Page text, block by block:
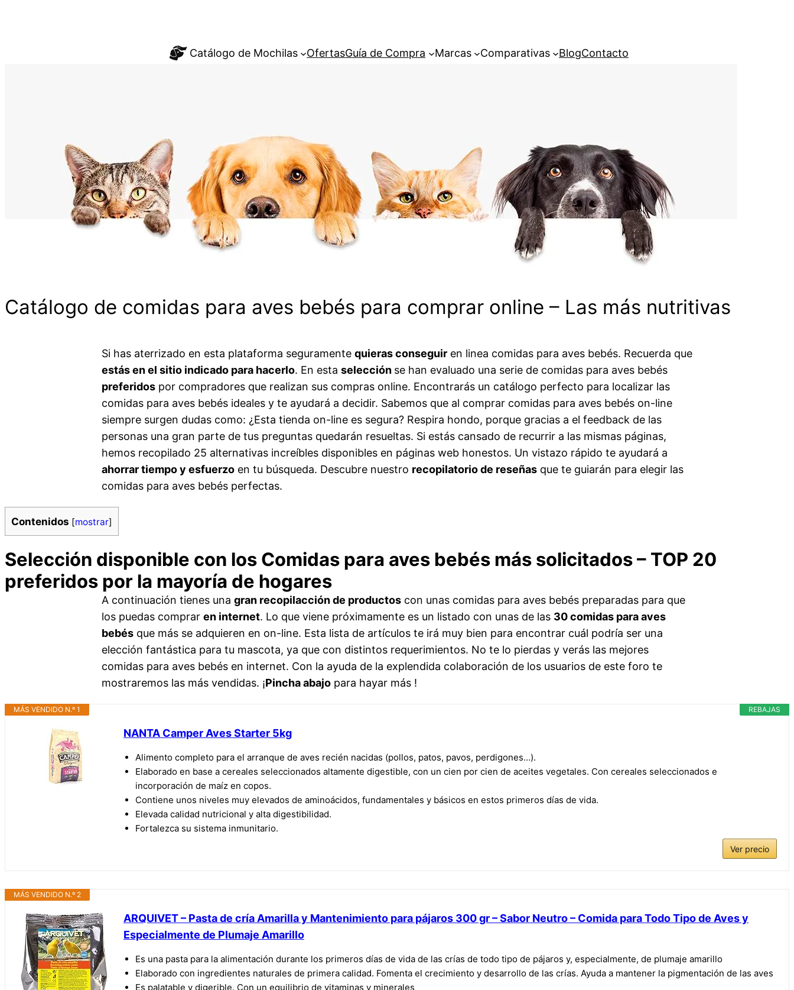
Catálogo de Mochilas OfertasGuía de Compra Marcas Comparativas BlogContacto
Catálogo de comidas para aves bebés para comprar online – Las más nutritivas
Si has aterrizado en esta plataforma seguramente quieras conseguir en linea comidas para aves bebés. Recuerda que
estás en el sitio indicado para hacerlo. En esta selección se han evaluado una serie de comidas para aves bebés
preferidos por compradores que realizan sus compras online. Encontrarás un catálogo perfecto para localizar las
comidas para aves bebés ideales y te ayudará a decidir. Sabemos que al comprar comidas para aves bebés on-line
siempre surgen dudas como: ¿Esta tienda on-line es segura? Respira hondo, porque gracias a el feedback de las
personas una gran parte de tus preguntas quedarán resueltas. Si estás cansado de recurrir a las mismas páginas,
hemos recopilado 25 alternativas increíbles disponibles en páginas web honestos. Un vistazo rápido te ayudará a
ahorrar tiempo y esfuerzo en tu búsqueda. Descubre nuestro recopilatorio de reseñas que te guiarán para elegir las
comidas para aves bebés perfectas.
Contenidos [mostrar]
Selección disponible con los Comidas para aves bebés más solicitados – TOP 20
preferidos por la mayoría de hogares
A continuación tienes una gran recopilacción de productos con unas comidas para aves bebés preparadas para que
los puedas comprar en internet. Lo que viene próximamente es un listado con unas de las 30 comidas para aves
bebés que más se adquieren en on-line. Esta lista de artículos te irá muy bien para encontrar cuál podría ser una
elección fantástica para tu mascota, ya que con distintos requerimientos. No te lo pierdas y verás las mejores
comidas para aves bebés en internet. Con la ayuda de la explendida colaboración de los usuarios de este foro te
mostraremos las más vendidas. ¡Pincha abajo para hayar más !
REBAJAS
MÁS VENDIDO N.º 1
NANTA Camper Aves Starter 5kg
Alimento completo para el arranque de aves recién nacidas (pollos, patos, pavos, perdigones…).
Elaborado en base a cereales seleccionados altamente digestible, con un cien por cien de aceites vegetales. Con cereales seleccionados e
incorporación de maíz en copos.
Contiene unos niveles muy elevados de aminoácidos, fundamentales y básicos en estos primeros días de vida.
Elevada calidad nutricional y alta digestibilidad.
Fortalezca su sistema inmunitario.
Ver precio
MÁS VENDIDO N.º 2
ARQUIVET – Pasta de cría Amarilla y Mantenimiento para pájaros 300 gr – Sabor Neutro – Comida para Todo Tipo de Aves y
Especialmente de Plumaje Amarillo
Es una pasta para la alimentación durante los primeros días de vida de las crías de todo tipo de pájaros y, especialmente, de plumaje amarillo
Elaborado con ingredientes naturales de primera calidad. Fomenta el crecimiento y desarrollo de las crías. Ayuda a mantener la pigmentación de las aves
Es palatable y digerible. Con un equilibrio de vitaminas y minerales